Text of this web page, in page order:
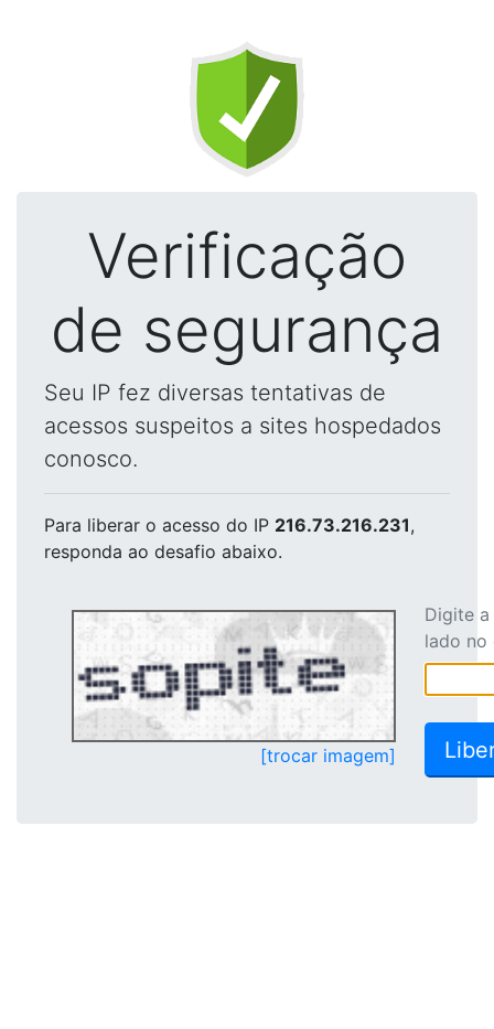
Verificação
de segurança
Seu IP fez diversas tentativas de
acessos suspeitos a sites hospedados
conosco.
Para liberar o acesso do IP 216.73.216.231,
responda ao desafio abaixo.
[trocar imagem]
Digite
lado no